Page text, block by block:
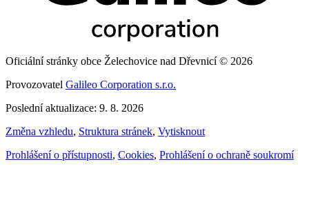
Oficiální stránky obce Želechovice nad Dřevnicí © 2026
Provozovatel Galileo Corporation s.r.o.
Poslední aktualizace: 9. 8. 2026
Změna vzhledu, Struktura stránek, Vytisknout
Prohlášení o přístupnosti, Cookies, Prohlášení o ochraně soukromí